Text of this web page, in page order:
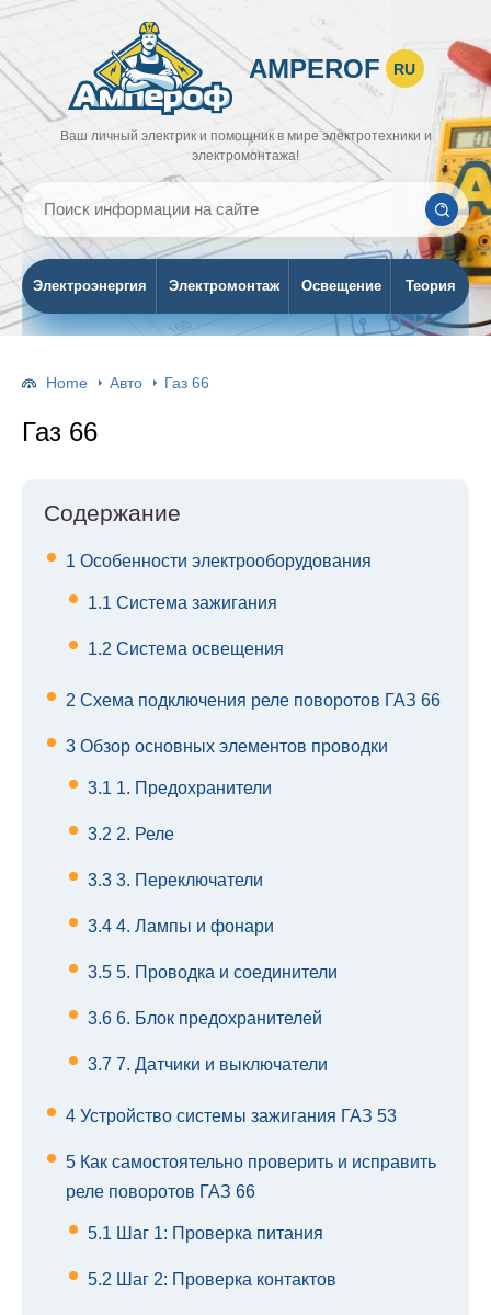
AMPEROF RU
Ваш личный электрик и помощник в мире электротехники и
электромонтажа!
Электроэнергия Электромонтаж Освещение Теория
Home Авто Газ 66
Газ 66
Содержание
1 Особенности электрооборудования
1.1 Система зажигания
1.2 Система освещения
2 Схема подключения реле поворотов ГАЗ 66
3 Обзор основных элементов проводки
3.1 1. Предохранители
3.2 2. Реле
3.3 3. Переключатели
3.4 4. Лампы и фонари
3.5 5. Проводка и соединители
3.6 6. Блок предохранителей
3.7 7. Датчики и выключатели
4 Устройство системы зажигания ГАЗ 53
5 Как самостоятельно проверить и исправить
реле поворотов ГАЗ 66
5.1 Шаг 1: Проверка питания
5.2 Шаг 2: Проверка контактов